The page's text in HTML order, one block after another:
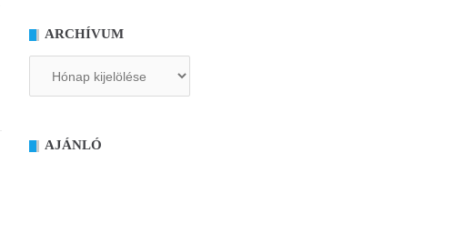
ARCHÍVUM
AJÁNLÓ